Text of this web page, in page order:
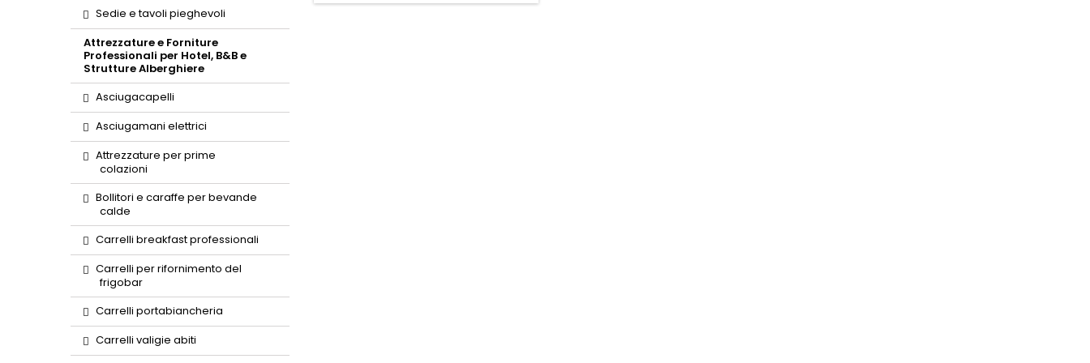
Sedie e tavoli pieghevoli
Attrezzature e Forniture
Professionali per Hotel, B&B e
Strutture Alberghiere
Asciugacapelli
Asciugamani elettrici
Attrezzature per prime
colazioni
Bollitori e caraffe per bevande
calde
Carrelli breakfast professionali
Carrelli per rifornimento del
frigobar
Carrelli portabiancheria
Carrelli valigie abiti
carbone Il trasporto è gratuito in tutta